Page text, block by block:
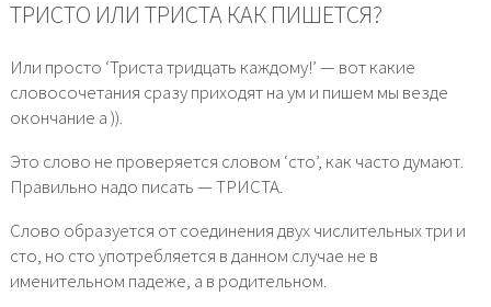
ТРИСТО ИЛИ ТРИСТА КАК ПИШЕТСЯ?
Или просто ‘Триста тридцать каждому!’ — вот какие
словосочетания сразу приходят на ум и пишем мы везде
окончание а )).
Это слово не проверяется словом ‘сто’, как часто думают.
Правильно надо писать — ТРИСТА.
Слово образуется от соединения двух числительных три и
сто, но сто употребляется в данном случае не в
именительном падеже, а в родительном.